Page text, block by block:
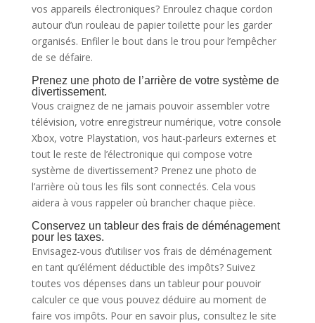
vos appareils électroniques? Enroulez chaque cordon
autour d’un rouleau de papier toilette pour les garder
organisés. Enfiler le bout dans le trou pour l’empêcher
de se défaire.
Prenez une photo de l’arrière de votre système de
divertissement.
Vous craignez de ne jamais pouvoir assembler votre
télévision, votre enregistreur numérique, votre console
Xbox, votre Playstation, vos haut-parleurs externes et
tout le reste de l’électronique qui compose votre
système de divertissement? Prenez une photo de
l’arrière où tous les fils sont connectés. Cela vous
aidera à vous rappeler où brancher chaque pièce.
Conservez un tableur des frais de déménagement
pour les taxes.
Envisagez-vous d’utiliser vos frais de déménagement
en tant qu’élément déductible des impôts? Suivez
toutes vos dépenses dans un tableur pour pouvoir
calculer ce que vous pouvez déduire au moment de
faire vos impôts. Pour en savoir plus, consultez le site